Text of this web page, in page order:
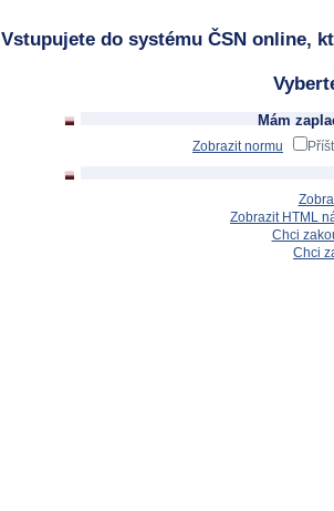
Vstupujete do systému ČSN online,
Mám
Zobrazit normu
Zobrazit HTML
Chci
Chci